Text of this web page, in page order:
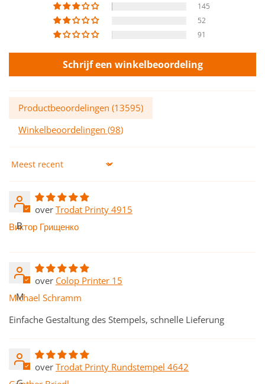
145
52
91
Schrijf een winkelbeoordeling
Productbeoordelingen (13595)
Winkelbeoordelingen (98)
Sort by
В
Trodat Printy 4915
Виктор Грищенко
M
Colop Printer 15
Michael Schramm
Einfache Gestaltung des Stempels, schnelle Lieferung
Trodat Printy Rundstempel 4642